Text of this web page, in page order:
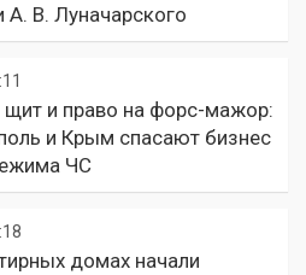
А. В. Луначарского
и право на форс-мажор:
и Крым спасают бизнес
ЧС
домах начали